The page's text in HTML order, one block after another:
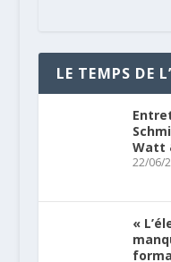
LE TEMPS DE
Watt
22/06/
«